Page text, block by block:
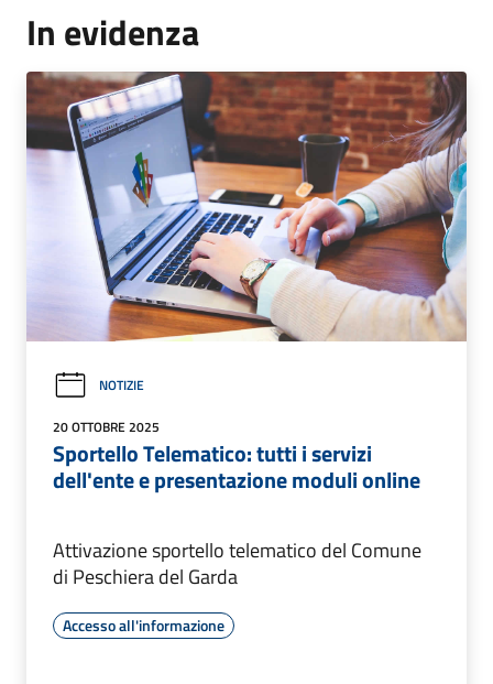
In evidenza
NOTIZIE
20 OTTOBRE 2025
Sportello Telematico: tutti i servizi
dell'ente e presentazione moduli online
Attivazione sportello telematico del Comune
di Peschiera del Garda
Accesso all'informazione